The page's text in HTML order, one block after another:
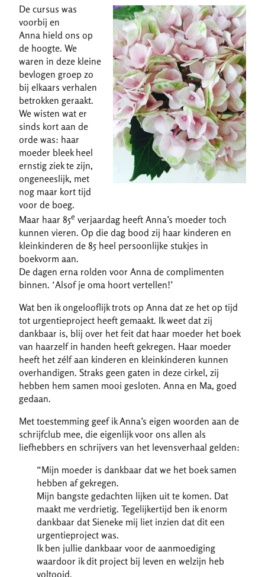
De cursus was
voorbij en
Anna hield ons op
de hoogte. We
waren in deze kleine
bevlogen groep zo
bij elkaars verhalen
betrokken geraakt.
We wisten wat er
sinds kort aan de
orde was: haar
moeder bleek heel
ernstig ziek te zijn,
ongeneeslijk, met
nog maar kort tijd
voor de boeg.
Maar haar 85e verjaardag heeft Anna’s moeder toch
kunnen vieren. Op die dag bood zij haar kinderen en
kleinkinderen de 85 heel persoonlijke stukjes in
boekvorm aan.
De dagen erna rolden voor Anna de complimenten
binnen. ‘Alsof je oma hoort vertellen!’
Wat ben ik ongelooflijk trots op Anna dat ze het op tijd
tot urgentieproject heeft gemaakt. Ik weet dat zij
dankbaar is, blij over het feit dat haar moeder het boek
van haarzelf in handen heeft gekregen. Haar moeder
heeft het zélf aan kinderen en kleinkinderen kunnen
overhandigen. Straks geen gaten in deze cirkel, zij
hebben hem samen mooi gesloten. Anna en Ma, goed
gedaan.
Met toestemming geef ik Anna’s eigen woorden aan de
schrijfclub mee, die eigenlijk voor ons allen als
liefhebbers en schrijvers van het levensverhaal gelden:
“Mijn moeder is dankbaar dat we het boek samen
hebben af gekregen.
Mijn bangste gedachten lijken uit te komen. Dat
maakt me verdrietig. Tegelijkertijd ben ik enorm
dankbaar dat Sieneke mij liet inzien dat dit een
urgentieproject was.
Ik ben jullie dankbaar voor de aanmoediging
waardoor ik dit project bij leven en welzijn heb
voltooid.